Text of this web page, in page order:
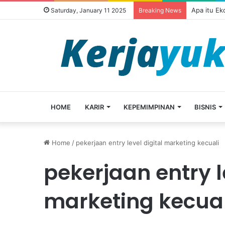
Saturday, January 11 2025 Breaking News Apa itu
HOME KARIR KEPEMIMPINAN BISNIS
Home / pekerjaan entry level digital marketing kecuali
pekerjaan entry
marketing